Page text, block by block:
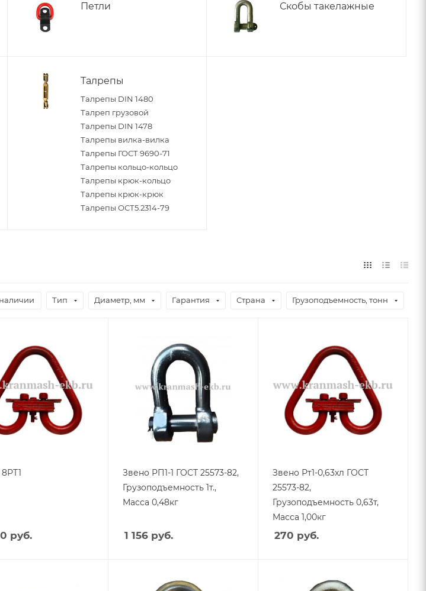
Петли Скобы такелажные
Талрепы
Талрепы DIN 1480
Талреп грузовой
Талрепы DIN 1478
Талрепы вилка-вилка
Талрепы ГОСТ 9690-71
Талрепы кольцо-кольцо
Талрепы крюк-кольцо
Талрепы крюк-крюк
Талрепы ОСТ5.2314-79
Тип Диаметр, мм Гарантия Страна Грузоподъемность, тонн
руб.
Звено РП1-1 ГОСТ 25573-82,
Грузоподъемность 1т.,
Масса 0,48кг
1 156 руб.
Звено Рт1-0,63хл ГОСТ
25573-82,
Грузоподъемность 0,63т,
Масса 1,00кг
270 руб.